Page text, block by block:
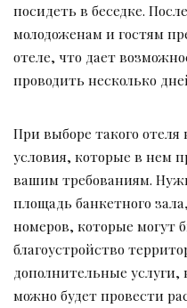
посидеть в беседке.
молодоженам и гостям
отеле, что дает
проводить несколько
При выборе такого отеля
условия, которые в нем
вашим требованиям.
площадь банкетного
номеров, которые могут
благоустройство
дополнительные услуги,
можно будет провести